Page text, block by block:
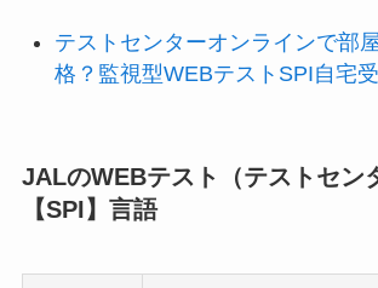
テストセンターオンラインで部
格？監視型WEBテストSPI自宅
JALのWEBテスト（テストセン
【SPI】言語